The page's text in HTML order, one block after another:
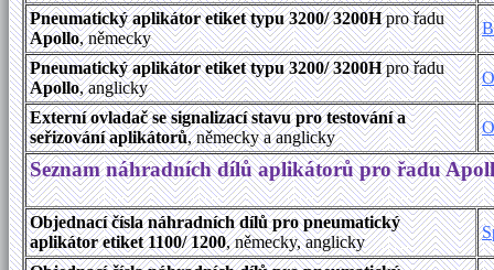
Pneumatický aplikátor etiket typu 3200/ 3200Hpro řadu
Apollo, německy
Pneumatický aplikátor etiket typu 3200/ 3200Hpro řadu
Apollo, anglicky
Externí ovladač se signalizací stavu pro testování a
seřizování aplikátorů, německy a anglicky
Seznam náhradních dílů aplikátorů pro řadu
Objednací čísla náhradních dílů pro pneumatický
aplikátor etiket 1100/ 1200, německy, anglicky